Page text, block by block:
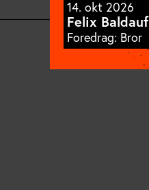
14. okt 2026
Felix Baldauf
Foredrag: Bror